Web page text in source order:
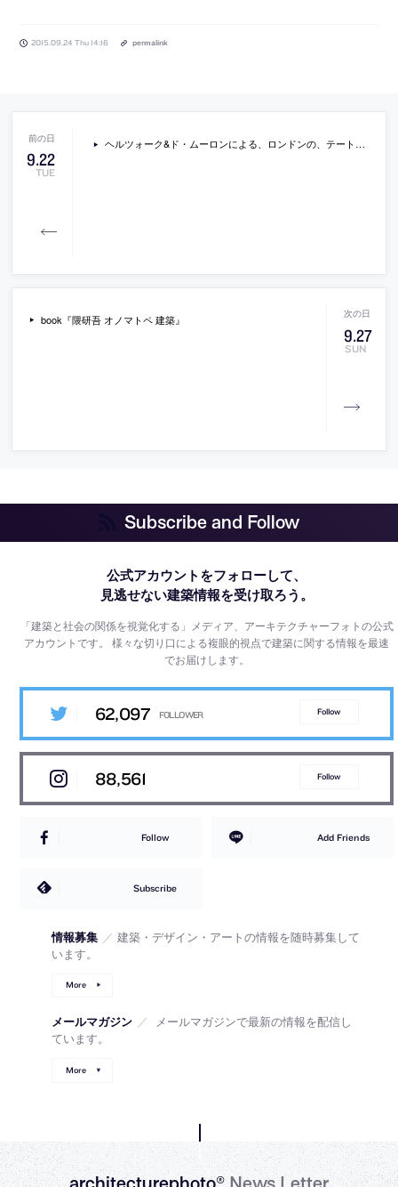
2015.09.24 Thu 14:16 permalink
9.22
TUE
ヘルツォーク&ド・ムーロンによる、ロンドンの、テートモダン増築棟が2016年6月17日にオープン。公式サイトには予告動画も。
9.27
SUN
book『隈研吾 オノマトペ 建築』
Subscribe and Follow
公式アカウントをフォローして、
見逃せない建築情報を受け取ろう。
「建築と社会の関係を視覚化する」メディア、アーキテクチャーフォトの公式
アカウントです。様々な切り口による複眼的視点で建築に関する情報を最速
でお届けします。
62,097 Follow
88,561 Follow
Follow Add Friends
Subscribe
情報募集 ／ 建築・デザイン・アートの情報を随時募集して
います。
More
メールマガジン ／
メールマガジンで最新の情報を配信し
ています。
More